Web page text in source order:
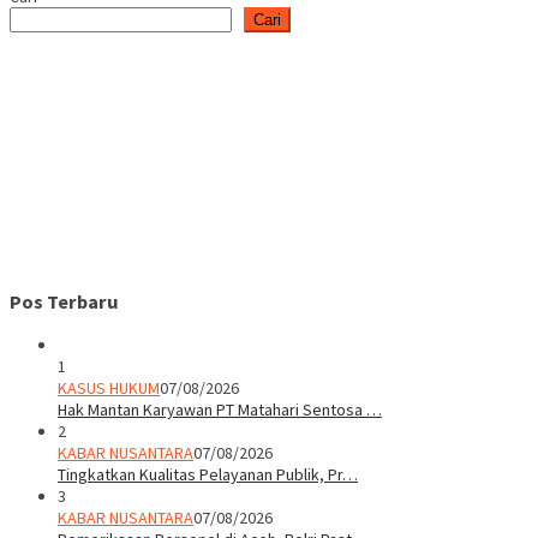
Cari
Pos Terbaru
1
KASUS HUKUM07/08/2026
Hak Mantan Karyawan PT Matahari Sentosa …
2
KABAR NUSANTARA07/08/2026
Tingkatkan Kualitas Pelayanan Publik, Pr…
3
KABAR NUSANTARA07/08/2026